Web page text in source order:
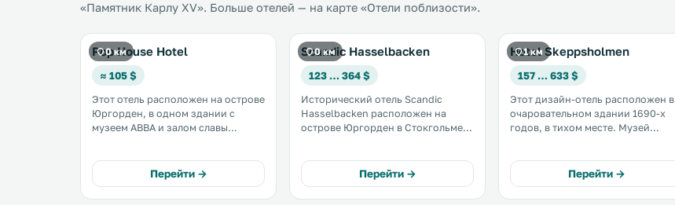
«Памятник Карлу XV». Больше отелей — на карте «Отели поблизости».
0 км
Pop House Hotel
≈ 105 $
Этот отель расположен на острове
Юргорден, в одном здании с
музеем ABBA и залом славы
Стокгольма. В распоряжении
гостей номера с французскими
окнами, кондиционером и
Перейти →
0 км
Scandic Hasselbacken
123 … 364 $
Исторический отель Scandic
Hasselbacken расположен на
острове Юргорден в Стокгольме,
Перейти →
1 км
Hotel Skeppsholmen
157 … 633 $
Этот дизайн-отель расположен в
очаровательном здании 1690-х
годов, в тихом месте. Музей
номера с видом на парк или море
оборудованы телевизором с
плоским экраном, а также DVD-
Перейти →